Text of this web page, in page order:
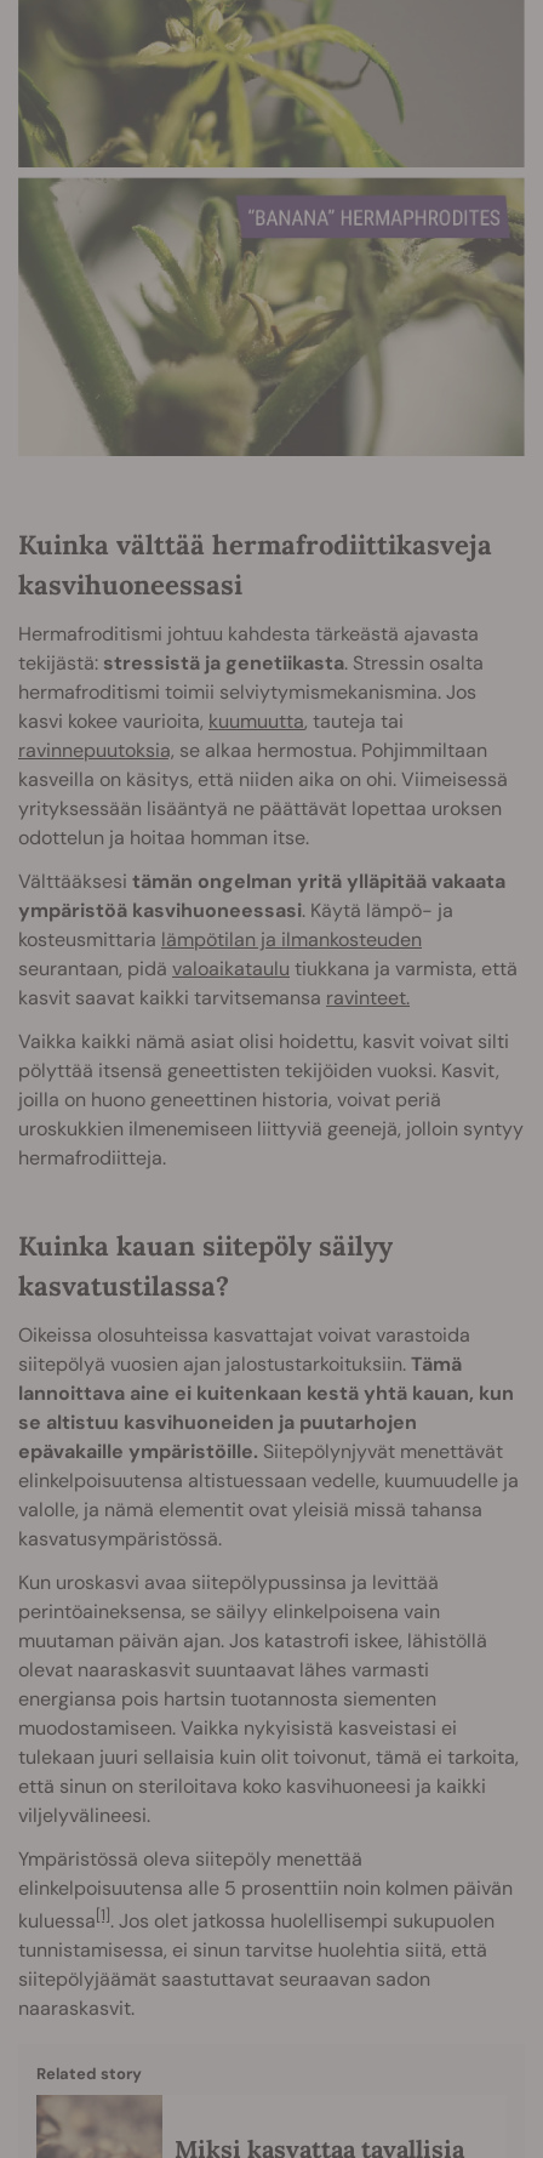
Kuinka välttää hermafrodiittikasveja
kasvihuoneessasi
Hermafroditismi johtuu kahdesta tärkeästä ajavasta
tekijästä: stressistä ja genetiikasta. Stressin osalta
hermafroditismi toimii selviytymismekanismina. Jos
kasvi kokee vaurioita, kuumuutta, tauteja tai
ravinnepuutoksia, se alkaa hermostua. Pohjimmiltaan
kasveilla on käsitys, että niiden aika on ohi. Viimeisessä
yrityksessään lisääntyä ne päättävät lopettaa uroksen
odottelun ja hoitaa homman itse.
Välttääksesi tämän ongelman yritä ylläpitää vakaata
ympäristöä kasvihuoneessasi. Käytä lämpö- ja
kosteusmittaria lämpötilan ja ilmankosteuden
seurantaan, pidä valoaikataulu tiukkana ja varmista, että
kasvit saavat kaikki tarvitsemansa ravinteet.
Vaikka kaikki nämä asiat olisi hoidettu, kasvit voivat silti
pölyttää itsensä geneettisten tekijöiden vuoksi. Kasvit,
joilla on huono geneettinen historia, voivat periä
uroskukkien ilmenemiseen liittyviä geenejä, jolloin syntyy
hermafrodiitteja.
Kuinka kauan siitepöly säilyy
kasvatustilassa?
Oikeissa olosuhteissa kasvattajat voivat varastoida
siitepölyä vuosien ajan jalostustarkoituksiin.Tämä
lannoittava aine ei kuitenkaan kestä yhtä kauan, kun
se altistuu kasvihuoneiden ja puutarhojen
epävakaille ympäristöille. Siitepölynjyvät menettävät
elinkelpoisuutensa altistuessaan vedelle, kuumuudelle ja
valolle, ja nämä elementit ovat yleisiä missä tahansa
kasvatusympäristössä.
Kun uroskasvi avaa siitepölypussinsa ja levittää
perintöaineksensa, se säilyy elinkelpoisena vain
muutaman päivän ajan. Jos katastrofi iskee, lähistöllä
olevat naaraskasvit suuntaavat lähes varmasti
energiansa pois hartsin tuotannosta siementen
muodostamiseen. Vaikka nykyisistä kasveistasi ei
tulekaan juuri sellaisia kuin olit toivonut, tämä ei tarkoita,
että sinun on steriloitava koko kasvihuoneesi ja kaikki
viljelyvälineesi.
Ympäristössä oleva siitepöly menettää
elinkelpoisuutensa alle 5 prosenttiin noin kolmen päivän
kuluessa[1]. Jos olet jatkossa huolellisempi sukupuolen
tunnistamisessa, ei sinun tarvitse huolehtia siitä, että
siitepölyjäämät saastuttavat seuraavan sadon
naaraskasvit.
Related story
Miksi kasvattaa tavallisia